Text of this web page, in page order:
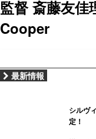
監督 斎藤友
Cooper
最新情報
シルヴ
定！